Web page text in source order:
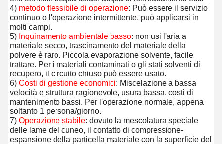
4) metodo flessibile di operazione: Può essere il servizio
continuo o l'operazione intermittente, può applicarsi in
molti campi.
5) Inquinamento ambientale basso: non usi l'aria a
materiale secco, trascinamento del materiale della
polvere è raro. Piccola evaporazione solvente, facile
trattare. Per i materiali contaminati o gli stati solventi di
recupero, il circuito chiuso può essere usato.
6) Costi di gestione economici: Miscelazione a bassa
velocità e struttura ragionevole, usura bassa, costi di
mantenimento bassi. Per l'operazione normale, appena
soltanto 1 persona/giorno.
7) Operazione stabile: dovuto la mescolatura speciale
delle lame del cuneo, il contatto di compressione-
espansione della particella materiale con la superficie del